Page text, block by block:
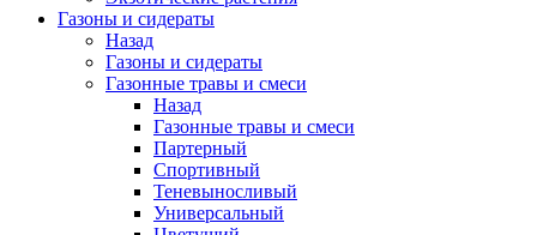
Газоны и сидераты
Назад
Газоны и сидераты
Газонные травы и смеси
Назад
Газонные травы и смеси
Партерный
Спортивный
Теневыносливый
Универсальный